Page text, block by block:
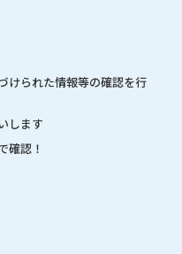
けられた情報等の確認を行
します
確認！